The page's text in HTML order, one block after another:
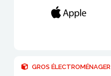
GROS ÉLECTROMÉNAGER